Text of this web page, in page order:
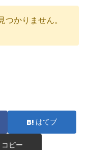
つかりません。
はてブ
コピー